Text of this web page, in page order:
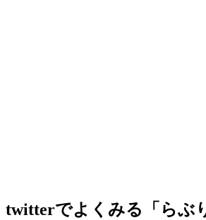
twitterでよくみる「らぶ